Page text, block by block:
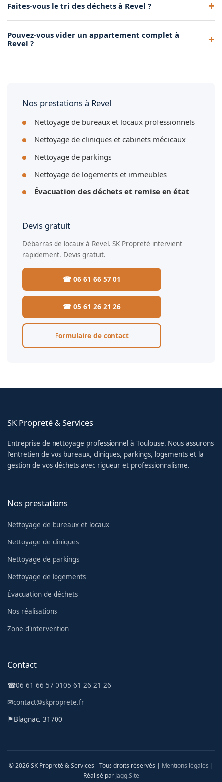
déchets de construction et matériaux de démolition à Revel
vers les déchetteries agréées.
Faites-vous le tri des déchets à Revel ?
chaque type de matériau vers la filière de recyclage ou
Pouvez-vous vider un appartement complet à
Revel ?
Nos prestations à Revel
Nettoyage de bureaux et locaux professionnels
Nettoyage de cliniques et cabinets médicaux
Nettoyage de parkings
Nettoyage de logements et immeubles
Évacuation des déchets et remise en état
Devis gratuit
Débarras de locaux à Revel. SK Propreté intervient
rapidement. Devis gratuit.
☎ 06 61 66 57 01
☎ 05 61 26 21 26
Formulaire de contact
SK Propreté & Services
Entreprise de nettoyage professionnel à Toulouse. Nous assurons
l'entretien de vos bureaux, cliniques, parkings, logements et la
gestion de vos déchets avec rigueur et professionnalisme.
Nos prestations
Nettoyage de bureaux et locaux
Nettoyage de cliniques
Nettoyage de parkings
Nettoyage de logements
Évacuation de déchets
Nos réalisations
Zone d'intervention
Contact
☎06 61 66 57 0105 61 26 21 26
✉contact@skproprete.fr
⚑Blagnac, 31700
© 2026 SK Propreté & Services - Tous droits réservés | Mentions légales |
Réalisé par Jagg.Site